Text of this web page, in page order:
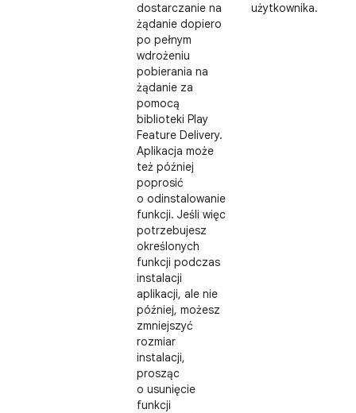
dostarczanie na
żądanie dopiero
po pełnym
wdrożeniu
pobierania na
żądanie za
pomocą
biblioteki Play
Feature Delivery.
Aplikacja może
też później
poprosić
o odinstalowanie
funkcji. Jeśli więc
potrzebujesz
określonych
funkcji podczas
instalacji
aplikacji, ale nie
później, możesz
zmniejszyć
rozmiar
instalacji,
prosząc
o usunięcie
funkcji
użytkownika.